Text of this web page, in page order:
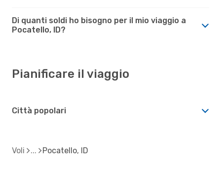
Di quanti soldi ho bisogno per il mio viaggio a
Pocatello, ID?
Pianificare il viaggio
Città popolari
Voli Pocatello, ID